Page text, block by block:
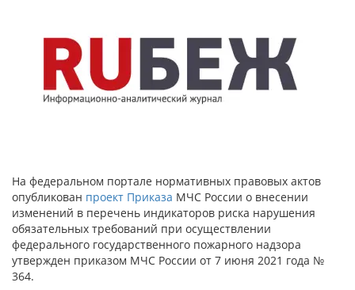
На федеральном портале нормативных правовых актов
опубликован проект Приказа МЧС России о внесении
изменений в перечень индикаторов риска нарушения
обязательных требований при осуществлении
федерального государственного пожарного надзора
утвержден приказом МЧС России от 7 июня 2021 года №
364.